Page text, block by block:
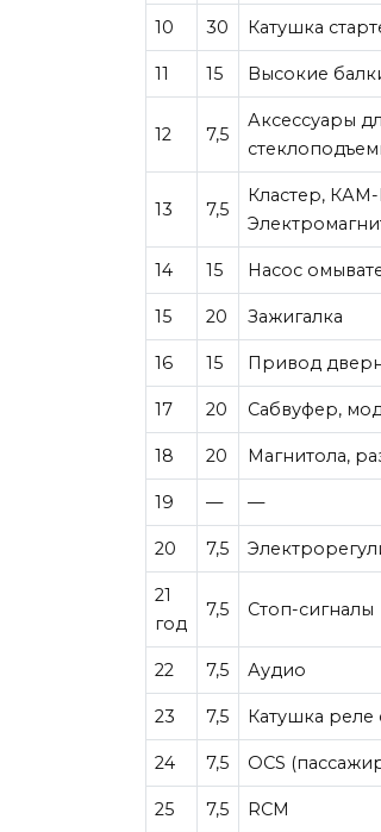
10 30 Катушка
11 15 Высокие
12 7,5
Аксессуары
13 7,5
Кластер,
14 15 Насос
15 20 Зажигалка
16 15 Привод
17 20 Сабвуфер,
18 20 Магнитола,
19 — —
20 7,5
21
год
7,5 Стоп-сигналы
22 7,5 Аудио
23 7,5 Катушка реле
24 7,5 OCS
25 7,5 RCM